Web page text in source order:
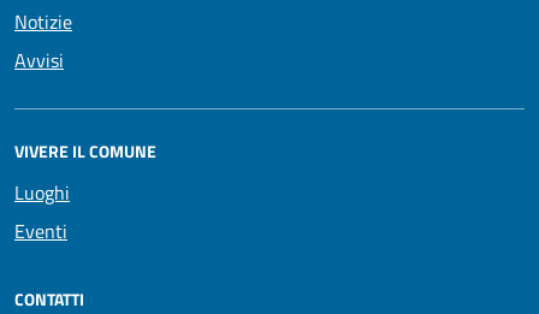
Notizie
Avvisi
VIVERE IL COMUNE
Luoghi
Eventi
CONTATTI